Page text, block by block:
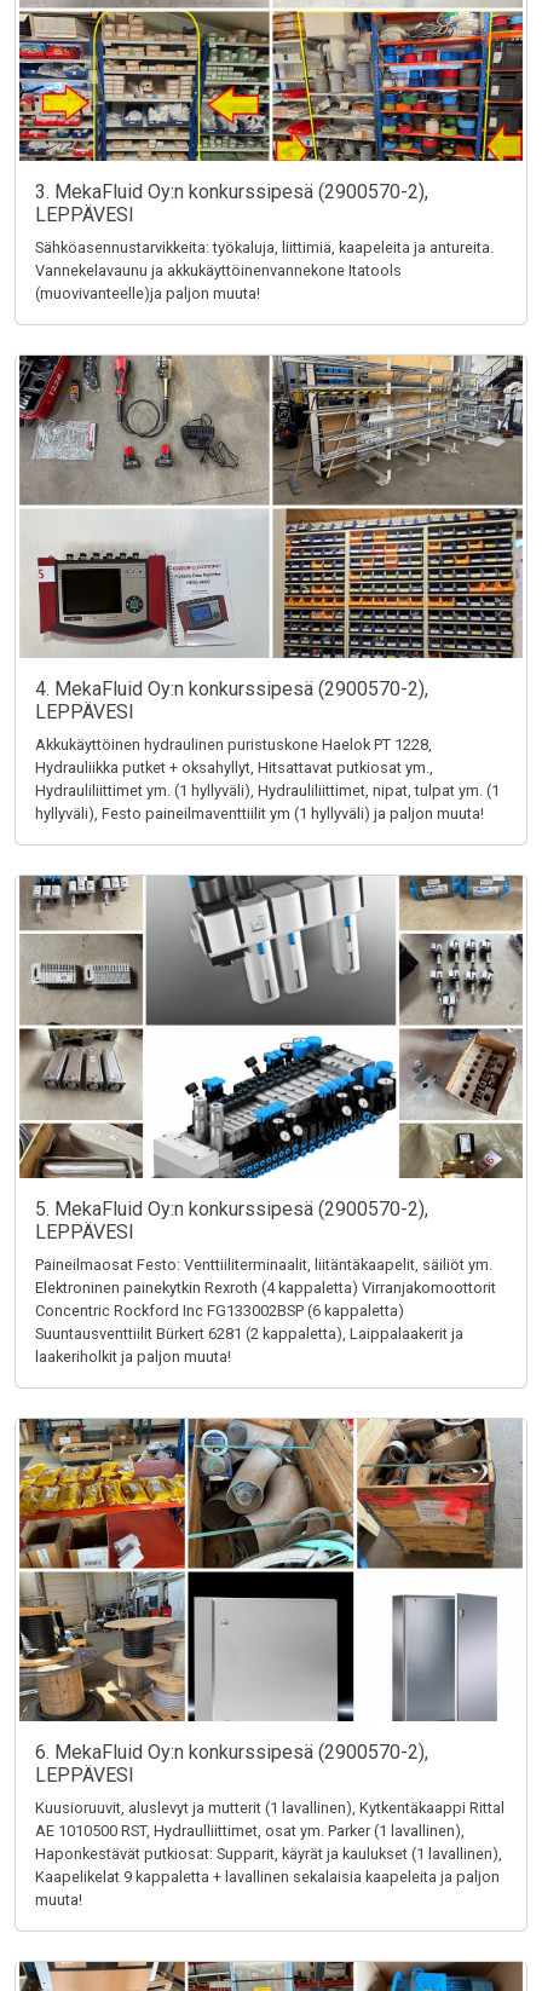
3. MekaFluid Oy:n konkurssipesä (2900570-2),
LEPPÄVESI
Sähköasennustarvikkeita: työkaluja, liittimiä, kaapeleita ja antureita.
Vannekelavaunu ja akkukäyttöinenvannekone Itatools
(muovivanteelle)ja paljon muuta!
4. MekaFluid Oy:n konkurssipesä (2900570-2),
LEPPÄVESI
Akkukäyttöinen hydraulinen puristuskone Haelok PT 1228,
Hydrauliikka putket + oksahyllyt, Hitsattavat putkiosat ym.,
Hydrauliliittimet ym. (1 hyllyväli), Hydrauliliittimet, nipat, tulpat ym. (1
hyllyväli), Festo paineilmaventtiilit ym (1 hyllyväli) ja paljon muuta!
5. MekaFluid Oy:n konkurssipesä (2900570-2),
LEPPÄVESI
Paineilmaosat Festo: Venttiiliterminaalit, liitäntäkaapelit, säiliöt ym.
Elektroninen painekytkin Rexroth (4 kappaletta) Virranjakomoottorit
Concentric Rockford Inc FG133002BSP (6 kappaletta)
Suuntausventtiilit Bürkert 6281 (2 kappaletta), Laippalaakerit ja
laakeriholkit ja paljon muuta!
6. MekaFluid Oy:n konkurssipesä (2900570-2),
LEPPÄVESI
Kuusioruuvit, aluslevyt ja mutterit (1 lavallinen), Kytkentäkaappi Rittal
AE 1010500 RST, Hydraulliittimet, osat ym. Parker (1 lavallinen),
Haponkestävät putkiosat: Supparit, käyrät ja kaulukset (1 lavallinen),
Kaapelikelat 9 kappaletta + lavallinen sekalaisia kaapeleita ja paljon
muuta!